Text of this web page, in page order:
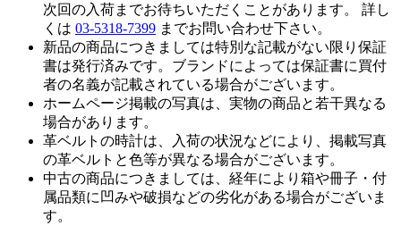
次回の入荷までお待ちいただくことがあります。 詳し
くは 03-5318-7399 までお問い合わせ下さい。
新品の商品につきましては特別な記載がない限り保証
書は発行済みです。ブランドによっては保証書に買付
者の名義が記載されている場合がございます。
ホームページ掲載の写真は、実物の商品と若干異なる
場合があります。
革ベルトの時計は、入荷の状況などにより、掲載写真
の革ベルトと色等が異なる場合がございます。
中古の商品につきましては、経年により箱や冊子・付
属品類に凹みや破損などの劣化がある場合がございま
す。